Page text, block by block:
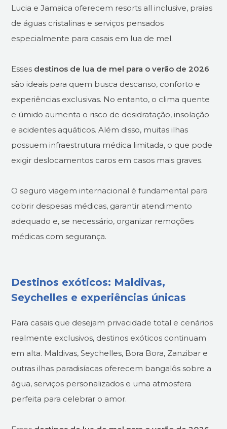
Lucia e Jamaica oferecem resorts all inclusive, praias
de águas cristalinas e serviços pensados
especialmente para casais em lua de mel.
Esses destinos de lua de mel para o verão de 2026
são ideais para quem busca descanso, conforto e
experiências exclusivas. No entanto, o clima quente
e úmido aumenta o risco de desidratação, insolação
e acidentes aquáticos. Além disso, muitas ilhas
possuem infraestrutura médica limitada, o que pode
exigir deslocamentos caros em casos mais graves.
O seguro viagem internacional é fundamental para
cobrir despesas médicas, garantir atendimento
adequado e, se necessário, organizar remoções
médicas com segurança.
Destinos exóticos: Maldivas,
Seychelles e experiências únicas
Para casais que desejam privacidade total e cenários
realmente exclusivos, destinos exóticos continuam
em alta. Maldivas, Seychelles, Bora Bora, Zanzibar e
outras ilhas paradisíacas oferecem bangalôs sobre a
água, serviços personalizados e uma atmosfera
perfeita para celebrar o amor.